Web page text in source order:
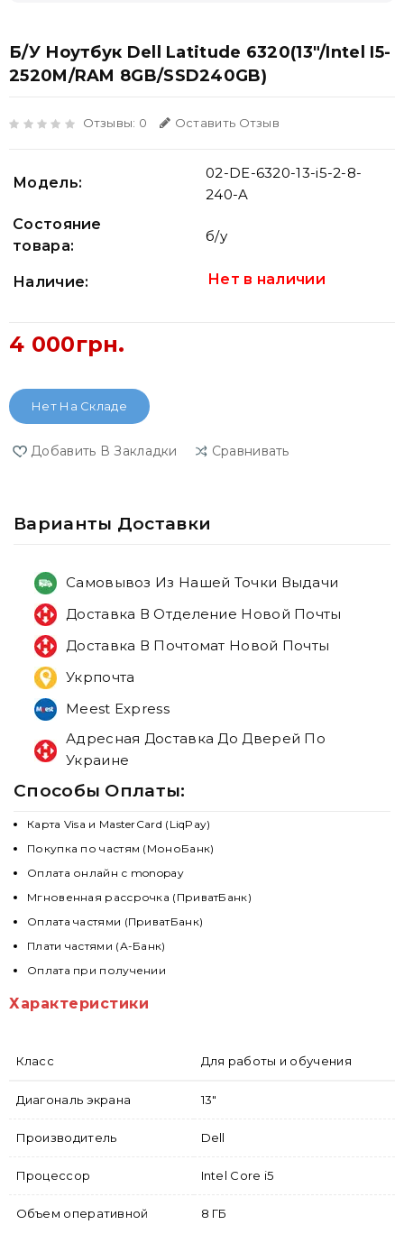
Б/У Ноутбук Dell Latitude 6320(13"/Intel I5-
2520M/RAM 8GB/SSD240GB)
Отзывы: 0 Оставить Отзыв
Модель:
02-DE-6320-13-i5-2-8-
240-A
Состояние
товара:
б/у
Наличие: Нет в наличии
4 000грн.
Нет На Складе
Добавить В Закладки Сравнивать
Варианты Доставки
Самовывоз Из Нашей Точки Выдачи
Доставка В Отделение Новой Почты
Доставка В Почтомат Новой Почты
Укрпочта
Meest Express
Адресная Доставка До Дверей По
Украине
Способы Оплаты:
Карта Visa и MasterCard (LiqPay)
Покупка по частям (МоноБанк)
Оплата онлайн с monopay
Мгновенная рассрочка (ПриватБанк)
Оплата частями (ПриватБанк)
Плати частями (А-Банк)
Оплата при получении
Характеристики
Класс Для работы и обучения
Диагональ экрана 13"
Производитель Dell
Процессор Intel Core i5
Объем оперативной
8 ГБ